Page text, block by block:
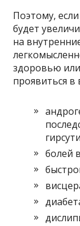
Поэтому,
будет
на
здоровью или
проявиться в
болей